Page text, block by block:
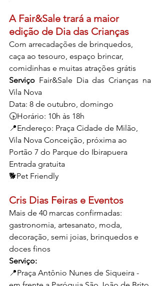
A Fair&Sale trará a maior
edição de Dia das Crianças
Com arrecadações de brinquedos,
caça ao tesouro, espaço brincar,
comidinhas e muitas atrações grátis
Serviço Fair&Sale Dia das Crianças na
Vila Nova
Data: 8 de outubro, domingo
🕟Horário: 10h às 18h
📍Endereço: Praça Cidade de Milão,
Vila Nova Conceição, próxima ao
Portão 7 do Parque do Ibirapuera
Entrada gratuita
🐕Pet Friendly
Cris Dias Feiras e Eventos
Mais de 40 marcas confirmadas:
gastronomia, artesanato, moda,
decoração, semi joias, brinquedos e
doces finos
Serviço:
📍Praça Antônio Nunes de Siqueira -